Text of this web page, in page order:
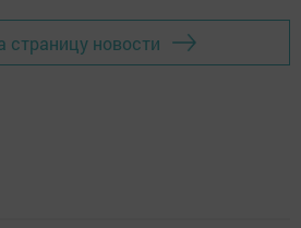
страницу новости